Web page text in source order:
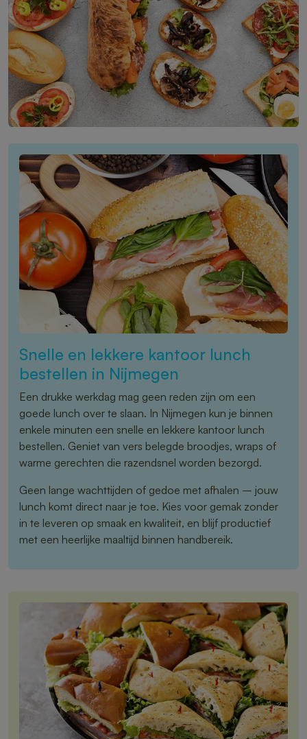
Snelle en lekkere kantoor lunch
bestellen in Nijmegen
Een drukke werkdag mag geen reden zijn om een
goede lunch over te slaan. In Nijmegen kun je binnen
enkele minuten een snelle en lekkere kantoor lunch
bestellen. Geniet van vers belegde broodjes, wraps of
warme gerechten die razendsnel worden bezorgd.
Geen lange wachttijden of gedoe met afhalen – jouw
lunch komt direct naar je toe. Kies voor gemak zonder
in te leveren op smaak en kwaliteit, en blijf productief
met een heerlijke maaltijd binnen handbereik.